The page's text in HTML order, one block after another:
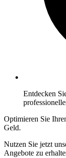
Entdecken
Optimieren Sie
Geld.
Nutzen Sie jetzt
Angebote zu